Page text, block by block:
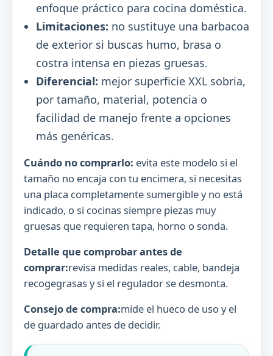
enfoque práctico para cocina doméstica.
Limitaciones: no sustituye una barbacoa
de exterior si buscas humo, brasa o
costra intensa en piezas gruesas.
Diferencial: mejor superficie XXL sobria,
por tamaño, material, potencia o
facilidad de manejo frente a opciones
más genéricas.
Cuándo no comprarlo: evita este modelo si el
tamaño no encaja con tu encimera, si necesitas
una placa completamente sumergible y no está
indicado, o si cocinas siempre piezas muy
gruesas que requieren tapa, horno o sonda.
Detalle que comprobar antes de
comprar:revisa medidas reales, cable, bandeja
recogegrasas y si el regulador se desmonta.
Consejo de compra:mide el hueco de uso y el
de guardado antes de decidir.